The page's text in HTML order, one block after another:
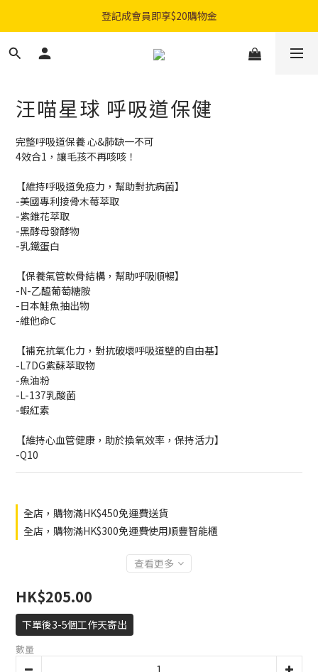
購物滿$300免費順豐智能櫃｜$450免費送貨上門
購物滿$300免費順豐智能櫃｜$450免費送貨上門
指定乾糧門市自取92折優惠！
購物滿$300免費順豐智能櫃｜$450免費送貨上門
汪喵星球 呼吸道保健
完整呼吸道保養 心&肺缺一不可
4效合1，讓毛孩不再咳咳！
【維持呼吸道免疫力，幫助對抗病菌】
-美國專利接骨木莓萃取
-紫錐花萃取
-黑酵母發酵物
-乳鐵蛋白
【保養氣管軟骨結構，幫助呼吸順暢】
-N-乙醯葡萄糖胺
-日本鮭魚抽出物
-維他命C
【補充抗氧化力，對抗破壞呼吸道壁的自由基】
-L7DG紫蘇萃取物
-魚油粉
-L-137乳酸菌
-蝦紅素
【維持心血管健康，助於換氧效率，保持活力】
-Q10
全店，購物滿HK$450免運費送貨
全店，購物滿HK$300免運費使用順豐智能櫃
查看更多
HK$205.00
下單後3-5個工作天寄出
數量